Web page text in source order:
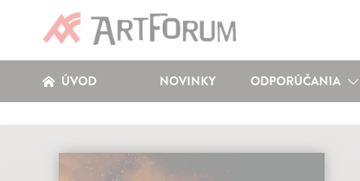
ÚVOD NOVINKY ODPORÚČANIA